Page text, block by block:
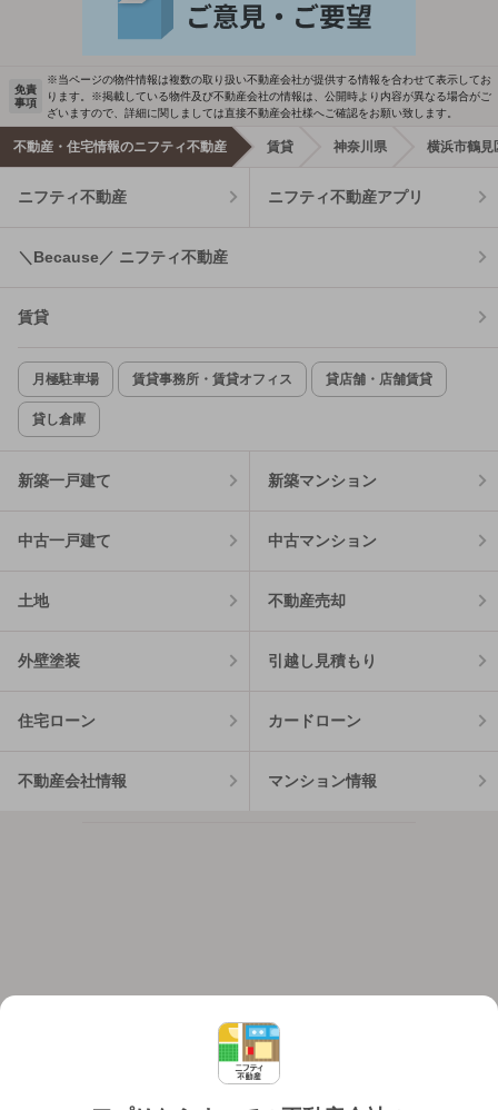
免責
事項
※当ページの物件情報は複数の取り扱い不動産会社が提供する情報を合わせて表示してお
ります。※掲載している物件及び不動産会社の情報は、公開時より内容が異なる場合がご
ざいますので、詳細に関しましては直接不動産会社様へご確認をお願い致します。
不動産・住宅情報のニフティ不動産 賃貸 神奈川県 横浜市鶴見
ニフティ不動産 ニフティ不動産アプリ
＼Because／ ニフティ不動産
賃貸
月極駐車場 賃貸事務所・賃貸オフィス 貸店舗・店舗賃貸
貸し倉庫
新築一戸建て 新築マンション
中古一戸建て 中古マンション
土地 不動産売却
外壁塗装 引越し見積もり
住宅ローン カードローン
不動産会社情報 マンション情報